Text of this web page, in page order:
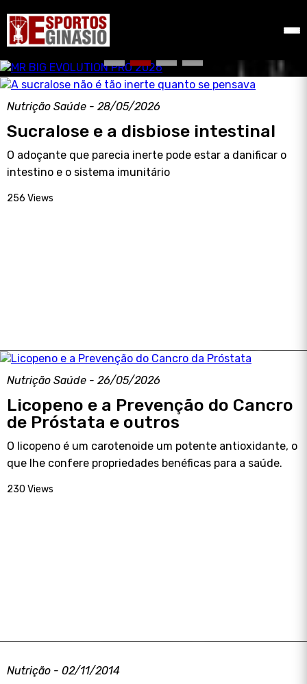
Nutrição Saúde - 28/05/2026
Sucralose e a disbiose intestinal
O adoçante que parecia inerte pode estar a danificar o
intestino e o sistema imunitário
256 Views
Nutrição Saúde - 26/05/2026
Licopeno e a Prevenção do Cancro
de Próstata e outros
O licopeno é um carotenoide um potente antioxidante, o
que lhe confere propriedades benéficas para a saúde.
230 Views
Nutrição - 02/11/2014